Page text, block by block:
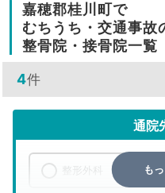
嘉穂郡桂川町で
むちうち・交通事故
整骨院・接骨院一覧
4件
通院
も